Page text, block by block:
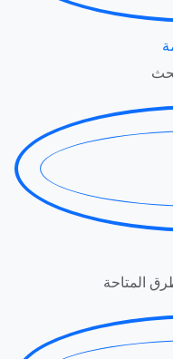
المتاحة